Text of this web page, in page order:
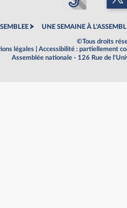
UNE SEMAINE À
©Tous droits
légales
Accessibilité : partiellement
Assemblée nationale - 126 Rue de